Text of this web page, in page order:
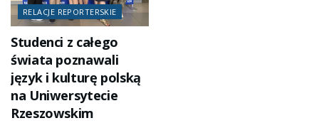
RELACJE REPORTERSKIE
Studenci z całego
świata poznawali
język i kulturę polską
na Uniwersytecie
Rzeszowskim